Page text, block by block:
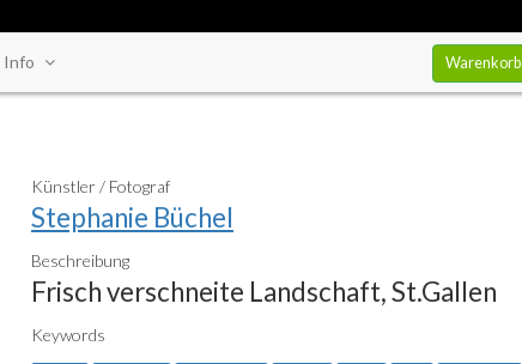
Info Warenkorb |
Künstler / Fotograf
Stephanie Büchel
Beschreibung
Frisch verschneite Landschaft, St.Gallen
Keywords